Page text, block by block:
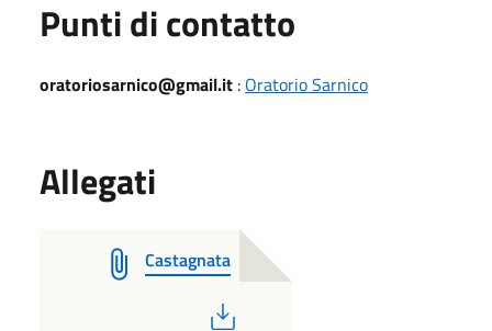
Punti di contatto
oratoriosarnico@gmail.it : Oratorio Sarnico
Allegati
Castagnata